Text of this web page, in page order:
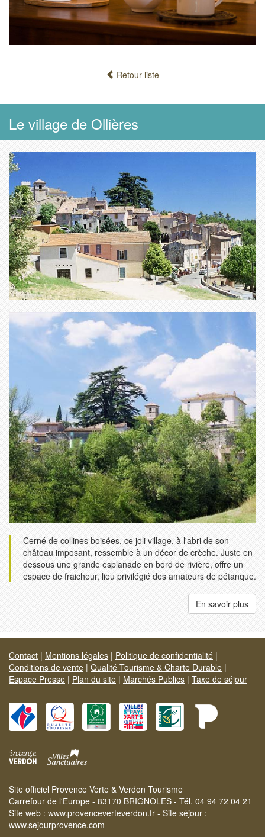
Retour liste
Le village de Ollières
Cerné de collines boisées, ce joli village, à l'abri de son
château imposant, ressemble à un décor de crèche. Juste en
dessous une grande esplanade en bord de rivière, offre un
espace de fraicheur, lieu privilégié des amateurs de pétanque.
En savoir plus
Contact | Mentions légales | Politique de confidentialité |
Conditions de vente | Qualité Tourisme & Charte Durable |
Espace Presse | Plan du site | Marchés Publics | Taxe de séjour
Site officiel Provence Verte & Verdon Tourisme
Carrefour de l'Europe - 83170 BRIGNOLES - Tél. 04 94 72 04 21
Site web : www.provenceverteverdon.fr - Site séjour :
www.sejourprovence.com